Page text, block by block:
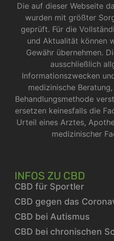
Die auf dieser Webseite
wurden mit größter
geprüft. Für die
und Aktualität können
Gewähr übernehmen.
ausschließlich
Informationszwecken
medizinische
Behandlungsmethode
ersetzen keinesfalls die
Urteil eines Arztes,
medizinischer
INFOS ZU CBD
CBD für Sportler
CBD gegen das
CBD bei Autismus
CBD bei chronischen